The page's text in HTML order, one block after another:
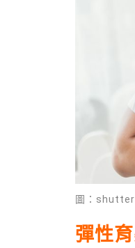
圖：
彈性